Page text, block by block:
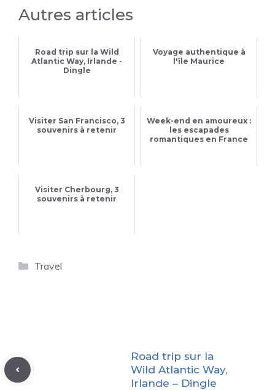
Autres articles
Road trip sur la Wild
Atlantic Way, Irlande -
Dingle
Voyage authentique à
l'île Maurice
Visiter San Francisco, 3
souvenirs à retenir
Week-end en amoureux :
les escapades
romantiques en France
Visiter Cherbourg, 3
souvenirs à retenir
Catégories
Travel
Road trip sur la
Wild Atlantic Way,
Irlande – Dingle